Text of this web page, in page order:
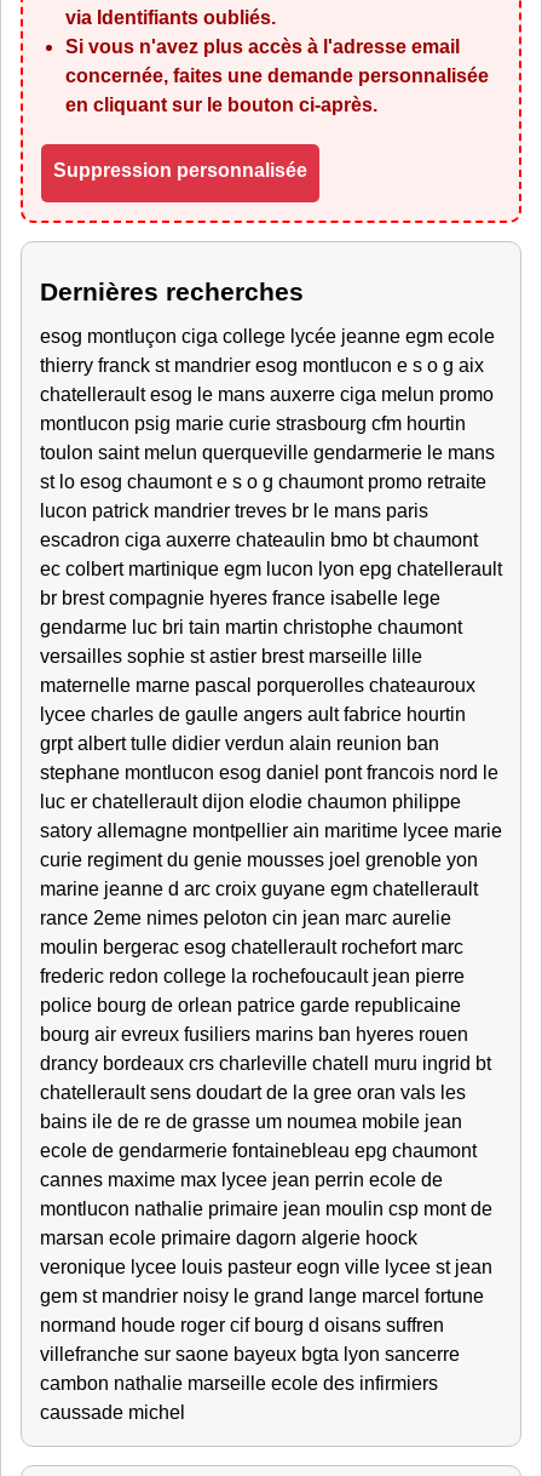
via Identifiants oubliés.
Si vous n'avez plus accès à l'adresse email
concernée, faites une demande personnalisée
en cliquant sur le bouton ci-après.
Suppression personnalisée
Dernières recherches
esog montluçon ciga college lycée jeanne egm ecole
thierry franck st mandrier esog montlucon e s o g aix
chatellerault esog le mans auxerre ciga melun promo
montlucon psig marie curie strasbourg cfm hourtin
toulon saint melun querqueville gendarmerie le mans
st lo esog chaumont e s o g chaumont promo retraite
lucon patrick mandrier treves br le mans paris
escadron ciga auxerre chateaulin bmo bt chaumont
ec colbert martinique egm lucon lyon epg chatellerault
br brest compagnie hyeres france isabelle lege
gendarme luc bri tain martin christophe chaumont
versailles sophie st astier brest marseille lille
maternelle marne pascal porquerolles chateauroux
lycee charles de gaulle angers ault fabrice hourtin
grpt albert tulle didier verdun alain reunion ban
stephane montlucon esog daniel pont francois nord le
luc er chatellerault dijon elodie chaumon philippe
satory allemagne montpellier ain maritime lycee marie
curie regiment du genie mousses joel grenoble yon
marine jeanne d arc croix guyane egm chatellerault
rance 2eme nimes peloton cin jean marc aurelie
moulin bergerac esog chatellerault rochefort marc
frederic redon college la rochefoucault jean pierre
police bourg de orlean patrice garde republicaine
bourg air evreux fusiliers marins ban hyeres rouen
drancy bordeaux crs charleville chatell muru ingrid bt
chatellerault sens doudart de la gree oran vals les
bains ile de re de grasse um noumea mobile jean
ecole de gendarmerie fontainebleau epg chaumont
cannes maxime max lycee jean perrin ecole de
montlucon nathalie primaire jean moulin csp mont de
marsan ecole primaire dagorn algerie hoock
veronique lycee louis pasteur eogn ville lycee st jean
gem st mandrier noisy le grand lange marcel fortune
normand houde roger cif bourg d oisans suffren
villefranche sur saone bayeux bgta lyon sancerre
cambon nathalie marseille ecole des infirmiers
caussade michel